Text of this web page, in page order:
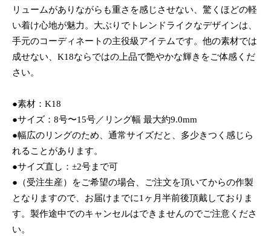
リュームがありながらも重さを感じさせない、驚くほどの軽
い着け心地が魅力。大ぶりでトレンドライクなデザインは、
手元のコーディネートの主役級アイテムです。他の素材では
成せない、K18ならではの上品で艶やかな輝きをご体感くだ
さい。
●素材：K18
●サイズ：8号〜15号／リング幅 最大約9.0mm
●幅広のリングのため、通常サイズだと、多少きつく感じら
れることがあります。
●サイズ直し：±2号まで可
●（受注生産）をご希望の場合、ご注文を頂いてからの作製
となりますので、お届けまでに1ヶ月半前後頂戴しておりま
す。製作途中でのキャンセルはできませんのでご注意くださ
い。